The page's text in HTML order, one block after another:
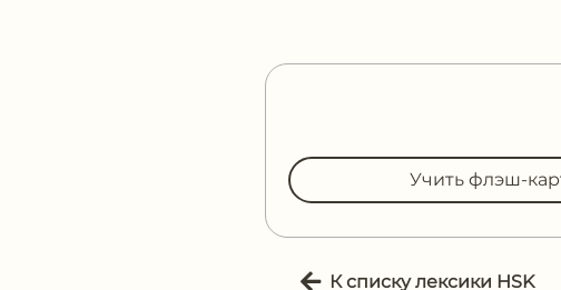
Учить флэш-
К списку лексики HSK